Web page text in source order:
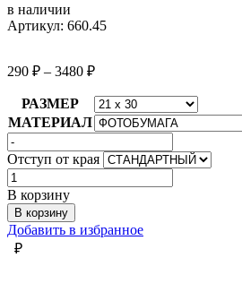
в наличии
Артикул: 660.45
290 ₽ – 3480 ₽
РАЗМЕР
МАТЕРИАЛ
Отступ от края
Количество
товара
ЛЁГКАЯ
ФИГУРА
В корзину
В корзину
Добавить в избранное
₽